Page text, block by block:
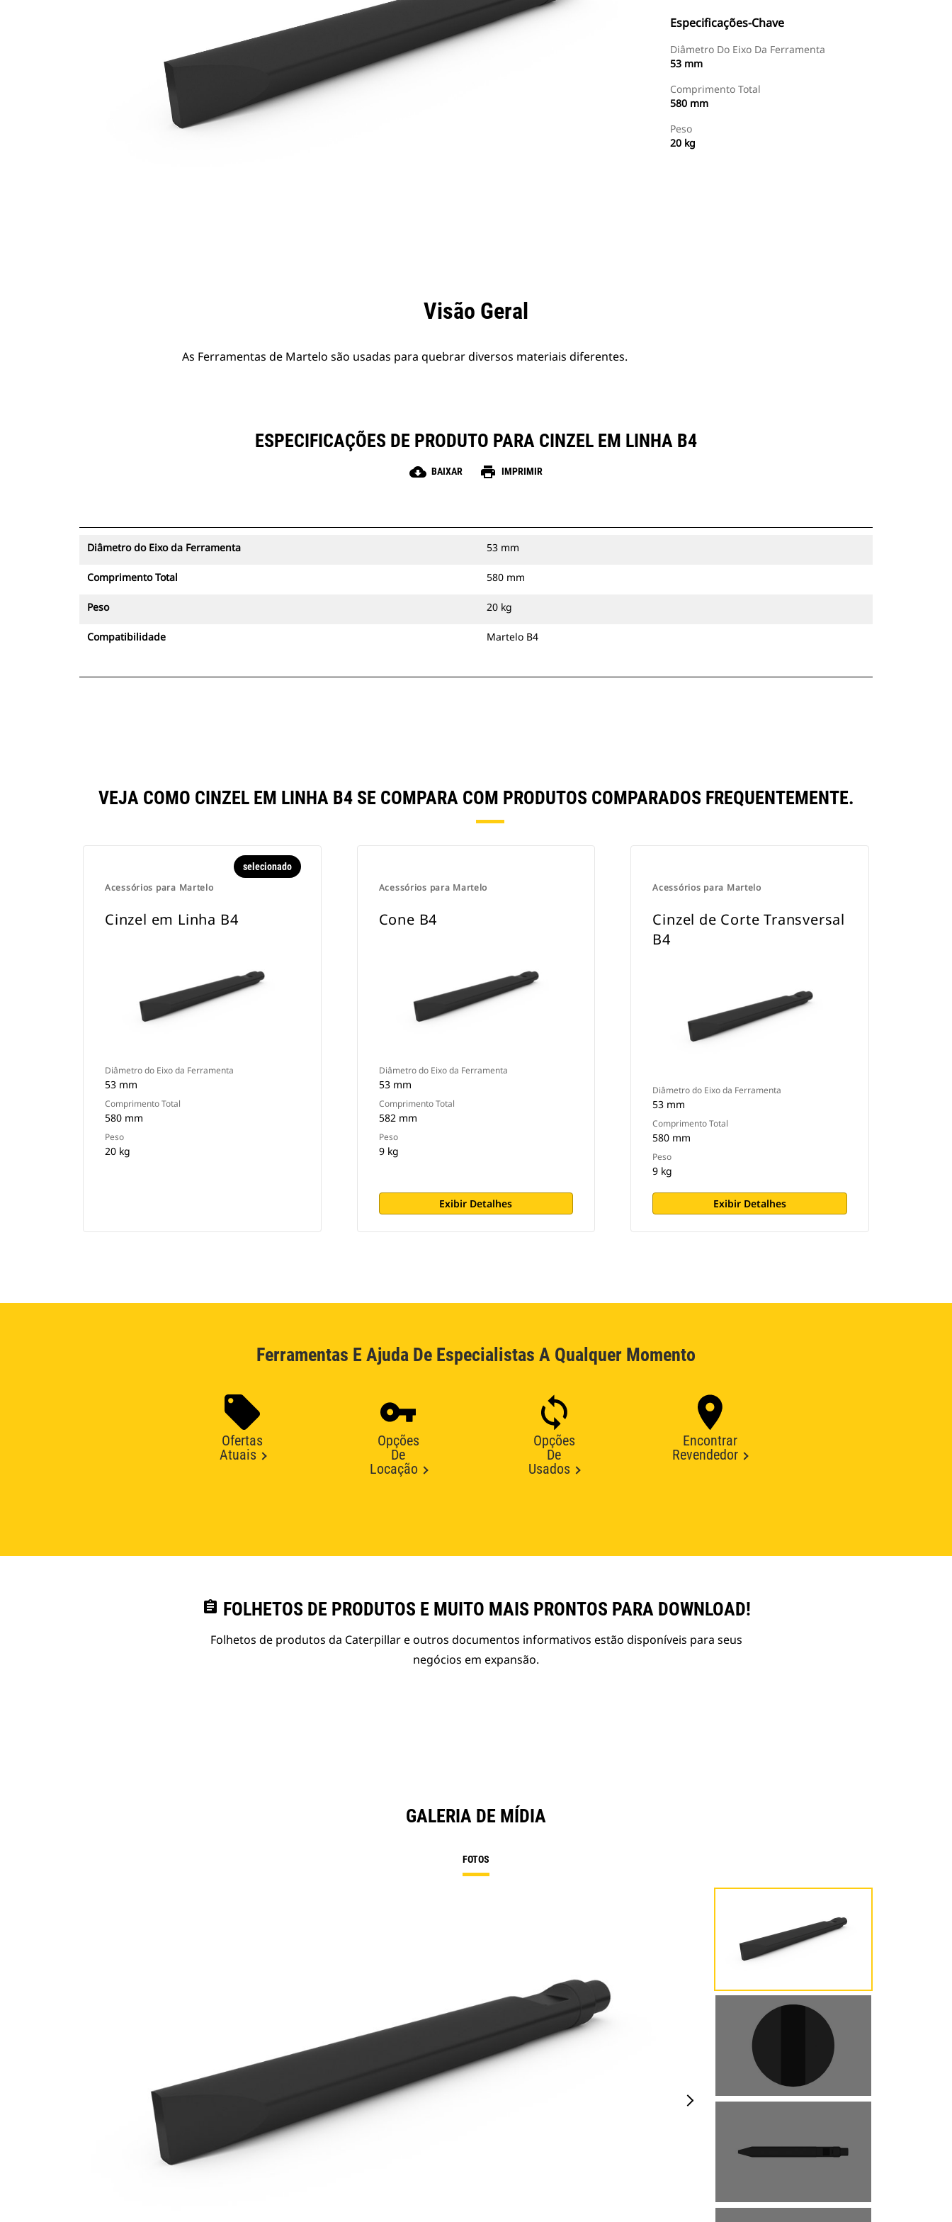
Especificações-Chave
Diâmetro Do Eixo Da Ferramenta
53 mm
Comprimento Total
580 mm
Peso
20 kg
Visão Geral
As Ferramentas de Martelo são usadas para quebrar diversos materiais diferentes.
ESPECIFICAÇÕES DE PRODUTO PARA CINZEL EM LINHA B4
cloud_download BAIXAR print IMPRIMIR
Diâmetro do Eixo da Ferramenta 53 mm
Comprimento Total 580 mm
Peso 20 kg
Compatibilidade Martelo B4
VEJA COMO CINZEL EM LINHA B4 SE COMPARA COM PRODUTOS COMPARADOS FREQUENTEMENTE.
Acessórios para Martelo
selecionado
Cinzel em Linha B4
Diâmetro do Eixo da Ferramenta
53 mm
Comprimento Total
580 mm
Peso
20 kg
Acessórios para Martelo
Cone B4
Diâmetro do Eixo da Ferramenta
53 mm
Comprimento Total
582 mm
Peso
9 kg
Exibir Detalhes
Acessórios para Martelo
Cinzel de Corte Transversal
B4
Diâmetro do Eixo da Ferramenta
53 mm
Comprimento Total
580 mm
Peso
9 kg
Exibir Detalhes
Ferramentas E Ajuda De Especialistas A Qualquer Momento
Ofertas
Atuais
Opções
De
Locação
Opções
De
Usados
Encontrar
Revendedor
assignment FOLHETOS DE PRODUTOS E MUITO MAIS PRONTOS PARA DOWNLOAD!
Folhetos de produtos da Caterpillar e outros documentos informativos estão disponíveis para seus
negócios em expansão.
GALERIA DE MÍDIA
FOTOS